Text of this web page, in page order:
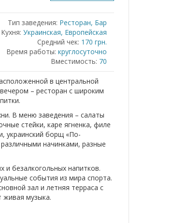
Тип заведения: Ресторан, Бар
Кухня: Украинская, Европейская
Средний чек: 170 грн.
Время работы: круглосуточно
Вместимость: 70
в центральной
– ресторан с широким
В меню заведения – салаты
стейки, каре ягненка, филе
украинский борщ «По-
начинками, разные
и безалкогольных напитков.
события из мира спорта.
зал и летняя терраса с
живая музыка.